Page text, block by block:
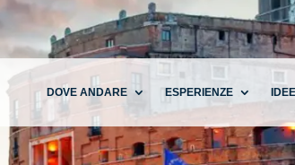
DOVE ANDARE ESPERIENZE